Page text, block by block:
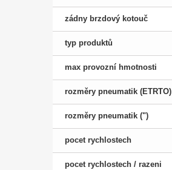
zádny brzdový kotouč
typ produktů
max provozní hmotnosti
rozměry pneumatik (ETRTO)
rozměry pneumatik (")
pocet rychlostech
pocet rychlostech / razeni